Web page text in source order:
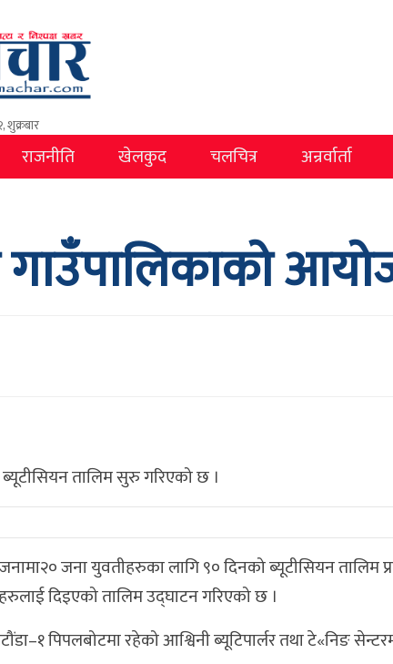
शुक्रबार
राजनीति खेलकुद चलचित्र अन्रर्वार्ता
तालिम सुरु गरिएको छ ।
जना युवतीहरुका लागि ९० दिनको ब्यूटीसियन तालिम
दिइएको तालिम उद्घाटन गरिएको छ ।
पिपलबोटमा रहेको आश्विनी ब्यूटिपार्लर तथा टे«निङ